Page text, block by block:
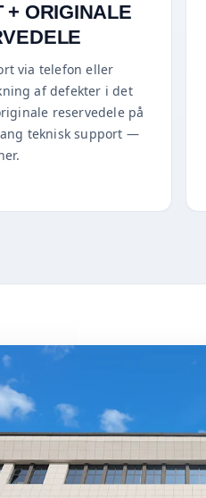
+ ORIGINALE
via telefon eller
af defekter i det
reservedele på
teknisk support —